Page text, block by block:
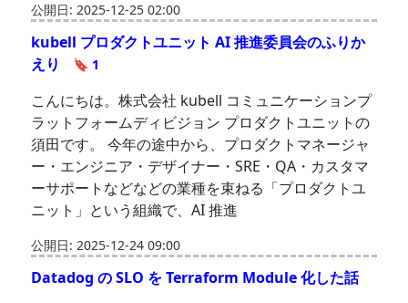
公開日: 2025-12-25 02:00
kubell プロダクトユニット AI 推進委員会のふりか
えり
🔖 1
こんにちは。株式会社 kubell コミュニケーションプ
ラットフォームディビジョン プロダクトユニットの
須田です。 今年の途中から、プロダクトマネージャ
ー・エンジニア・デザイナー・SRE・QA・カスタマ
ーサポートなどなどの業種を束ねる「プロダクトユ
ニット」という組織で、AI 推進
公開日: 2025-12-24 09:00
Datadog の SLO を Terraform Module 化した話